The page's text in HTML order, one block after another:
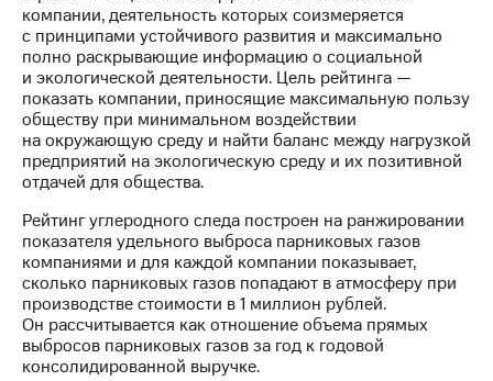
компании, деятельность которых соизмеряется
с принципами устойчивого развития и максимально
полно раскрывающие информацию о социальной
и экологической деятельности. Цель рейтинга —
показать компании, приносящие максимальную пользу
обществу при минимальном воздействии
на окружающую среду и найти баланс между нагрузкой
предприятий на экологическую среду и их позитивной
отдачей для общества.
Рейтинг углеродного следа построен на ранжировании
показателя удельного выброса парниковых газов
компаниями и для каждой компании показывает,
сколько парниковых газов попадают в атмосферу при
производстве стоимости в 1 миллион рублей.
Он рассчитывается как отношение объема прямых
выбросов парниковых газов за год к годовой
консолидированной выручке.